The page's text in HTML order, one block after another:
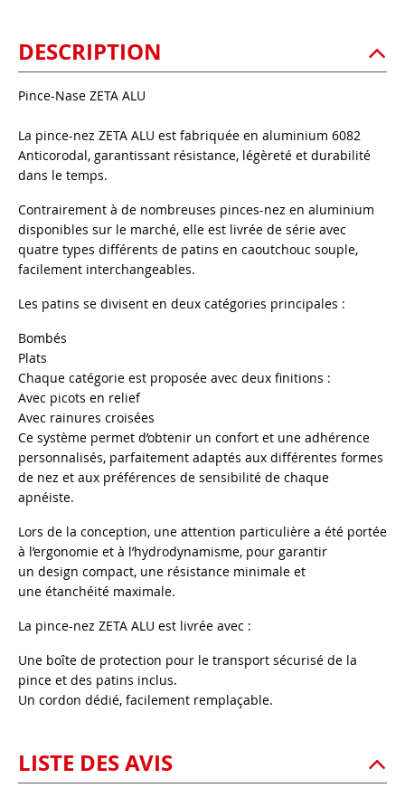
DESCRIPTION
Pince-Nase ZETA ALU
La pince-nez ZETA ALU est fabriquée en aluminium 6082
Anticorodal, garantissant résistance, légèreté et durabilité
dans le temps.
Contrairement à de nombreuses pinces-nez en aluminium
disponibles sur le marché, elle est livrée de série avec
quatre types différents de patins en caoutchouc souple,
facilement interchangeables.
Les patins se divisent en deux catégories principales :
Bombés
Plats
Chaque catégorie est proposée avec deux finitions :
Avec picots en relief
Avec rainures croisées
Ce système permet d’obtenir un confort et une adhérence
personnalisés, parfaitement adaptés aux différentes formes
de nez et aux préférences de sensibilité de chaque
apnéiste.
Lors de la conception, une attention particulière a été portée
à l’ergonomie et à l’hydrodynamisme, pour garantir
un design compact, une résistance minimale et
une étanchéité maximale.
La pince-nez ZETA ALU est livrée avec :
Une boîte de protection pour le transport sécurisé de la
pince et des patins inclus.
Un cordon dédié, facilement remplaçable.
LISTE DES AVIS